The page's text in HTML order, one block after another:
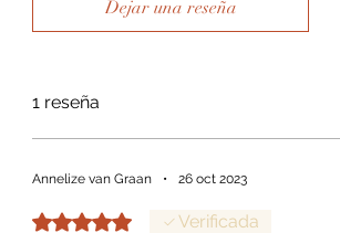
Dejar una reseña
1 reseña
Annelize van Graan • 26 oct 2023
Obtuvo 5 de 5 estrellas.Verificada